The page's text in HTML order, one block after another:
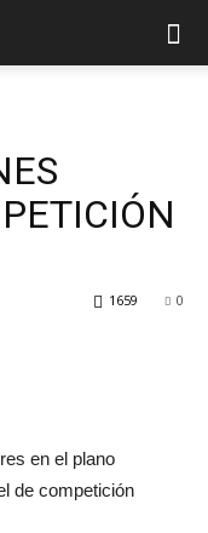
0
1659
en el plano
de competición